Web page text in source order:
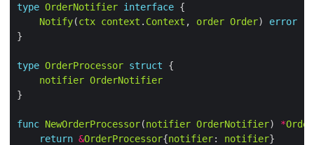
type OrderNotifier interface
Notify(ctx context . Context , order Order) error
type OrderProcessor struct
notifier OrderNotifier
func NewOrderProcessor(notifier OrderNotifier) *
return &OrderProcessor{notifier: notifier